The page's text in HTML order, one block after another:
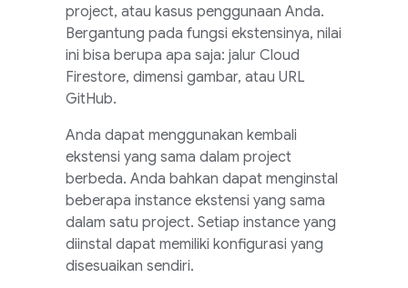
project, atau kasus penggunaan Anda.
Bergantung pada fungsi ekstensinya, nilai
ini bisa berupa apa saja: jalur Cloud
Firestore, dimensi gambar, atau URL
GitHub.
Anda dapat menggunakan kembali
ekstensi yang sama dalam project
berbeda. Anda bahkan dapat menginstal
beberapa instance ekstensi yang sama
dalam satu project. Setiap instance yang
diinstal dapat memiliki konfigurasi yang
disesuaikan sendiri.